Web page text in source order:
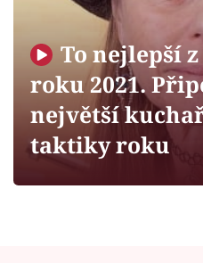
Sledujte prima+
Filmový festival
Pořady
To nejlepší
roku 2021.
největší
taktiky roku